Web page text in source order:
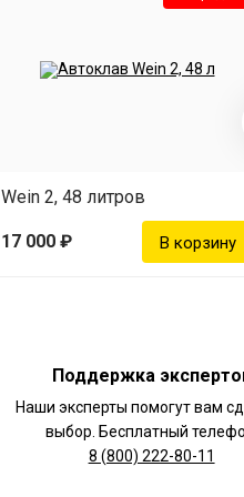
Wein 2, 48 литров
17 000 ₽
Поддержка
Наши эксперты помогут вам
выбор. Бесплатный
8 (800) 222-80-11